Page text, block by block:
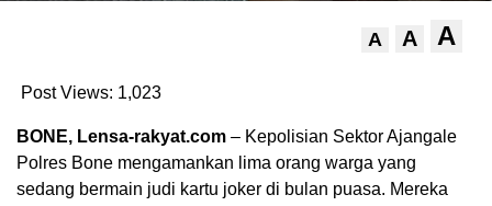
A A A
Post Views: 1,023
BONE, Lensa-rakyat.com – Kepolisian Sektor Ajangale
Polres Bone mengamankan lima orang warga yang
sedang bermain judi kartu joker di bulan puasa. Mereka